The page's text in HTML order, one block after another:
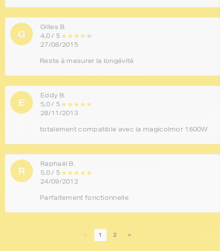
G
Gilles B.
4,0 / 5
27/08/2015
Reste à mesurer la longévité
E
Eddy B.
5,0 / 5
28/11/2013
totalement compatible avec la magicolmor 1600W
R
Raphaël B.
5,0 / 5
24/09/2012
Parfaitement fonctionnelle
< 1 2 >